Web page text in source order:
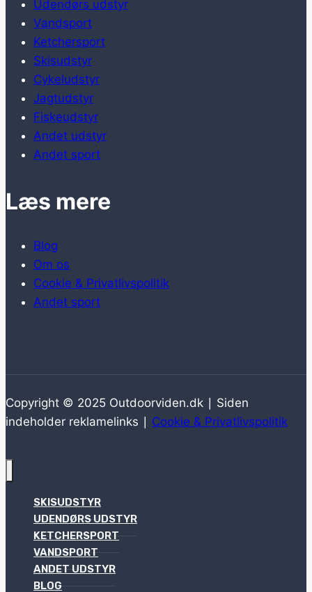
Udendørs udstyr
Vandsport
Ketchersport
Skisudstyr
Cykeludstyr
Jagtudstyr
Fiskeudstyr
Andet udstyr
Andet sport
Læs mere
Blog
Om os
Cookie & Privatlivspolitik
Andet sport
Copyright © 2025 Outdoorviden.dk ∣ Siden
indeholder reklamelinks ∣ Cookie & Privatlivspolitik
SKISUDSTYR
UDENDØRS UDSTYR
KETCHERSPORT
VANDSPORT
ANDET UDSTYR
BLOG